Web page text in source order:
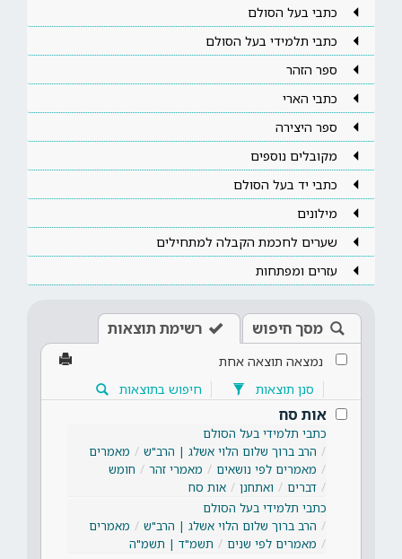
כתבי בעל הסולם
כתבי תלמידי בעל הסולם
ספר הזהר
כתבי הארי
ספר היצירה
מקובלים נוספים
כתבי יד בעל הסולם
מילונים
שערים לחכמת הקבלה למתחילים
עזרים ומפתחות
מסך חיפוש רשימת תוצאות
נמצאה תוצאה אחת
סנן תוצאות
חיפוש בתוצאות
אות סח
כתבי תלמידי בעל הסולם
הרב ברוך שלום הלוי אשלג | הרב"ש
מאמרים
מאמרים לפי נושאים
מאמרי זהר
חומש
דברים
ואתחנן
אות סח
כתבי תלמידי בעל הסולם
הרב ברוך שלום הלוי אשלג | הרב"ש
מאמרים
מאמרים לפי שנים
תשמ"ד | תשמ"ה